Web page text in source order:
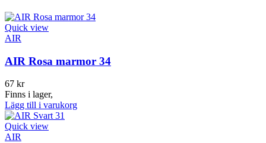
Quick view
AIR
AIR Rosa marmor 34
67 kr
Finns i lager,
Lägg till i varukorg
Quick view
AIR